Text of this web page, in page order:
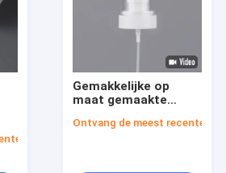
Prijs
Gemakkelijke op
maat gemaakte
dispenser 28/400
Ontvang de meest recente